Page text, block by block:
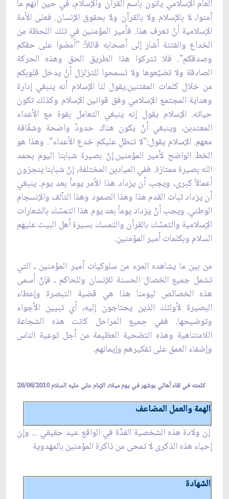
العام الإسلامي يأتون باسم القرآن والإسلام، في حين أنهم ما
آمنوا، لا بالإسلام ولا بالقرآن ولا بحقوق الإنسان. فعلى الأمة
الإسلامية أنْ تعرف هذا. فأمير المؤمنين في تلك اللحظة من
الخداع والفتنة أشار إلى أصحابه قائلاً: "أمضوا على حقكم
وصدقكم". فلا تتركوا هذا الطريق الحق وهذه الحركة
الصادقة ولا تضيّعوها ولا تسمحوا للتزلزل أنْ يدخل قلوبكم
من خلال كلمات المفتنين.يقول لنا الإسلام أنه ينبغي إدارة
وهداية المجتمع الإسلامي وفق قوانين الإسلام وكذلك تكون
حياته. الإسلام يقول إنه ينبغي التعامل بقوة مع الأعداء
المعتدين، وينبغي أنْ يكون هناك حدودٌ واضحة وشفّافة
معهم. الإسلام يقول:"لا تنطلِ عليكم خدع الأعداء". وهذا هو
الخط الواضح لأمير المؤمنين.إنّ بصيرة شبابنا اليوم بحمد
الله بصيرة ممتازة. ففي الميادين المختلفة، إنّ شبابنا ينجزون
أعمالاً كبرى، ويجب أن يزداد هذا الأمر يوماً بعد يوم. ينبغي
أن يزداد ثبات القدم هذا وهذا الصمود وهذا التآلف والإنسجام
الوطني. ويجب أنْ يزداد يوماً بعد يوم هذا التمسّك بالشعارات
الإسلامية والتمسّك بالقرآن والتمسك بسيرة أهل البيت عليهم
السلام وبكلمات أمير المؤمنين.
من بين ما يشاهده المرء من سلوكيات أمير المؤمنين ـ التي
تشمل جميع الخصال الحسنة للإنسان وللحاكم ـ فإنّ أسمى
هذه الخصائص ليومنا هذا هي قضية التبصرة وإعطاء
البصيرة لأولئك الذين يحتاجون إليه، أي تبيين الأجواء
وتوضيحها. ففي جميع المراحل كانت هذه الشجاعة
اللامتناهية وهذه التضحية العظيمة من أجل توعية الناس
وإضفاء العمق على تفكيرهم وإيمانهم.
كلمته في لقاء أهالي بوشهر في يوم ميلاد الإمام علي عليه السلام 26/06/2010
الهمة والعمل المضاعف
إن ولادة هذه الشخصية الفذّة في الواقع عيد حقيقي ... وإن
إحياء هذه الذكرى لا تمحى من ذاكرة المؤمنين بالمهدوية
الشهادة